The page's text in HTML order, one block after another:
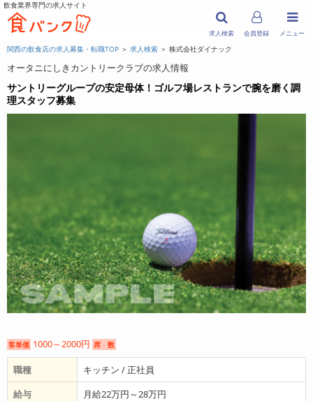
飲食業界専門の求人サイト
メニュー
求人検索 会員登録
関西の飲食店の求人募集・転職TOP ＞ 求人検索 ＞ 株式会社ダイナック
オータニにしきカントリークラブの求人情報
サントリーグループの安定母体！ゴルフ場レストランで腕を磨く調
理スタッフ募集
客単価 1000～2000円 席 数
職種
キッチン / 正社員
給与
月給22万円～28万円